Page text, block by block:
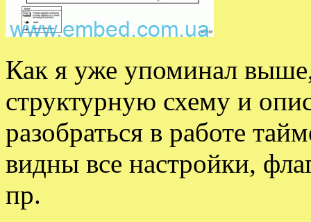
Как я уже упоминал
структурную схему и
разобраться в работе
видны все настройки,
пр.